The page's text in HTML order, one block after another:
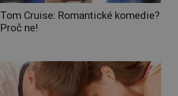
Tom Cruise: Romantické komedie?
Proč ne!